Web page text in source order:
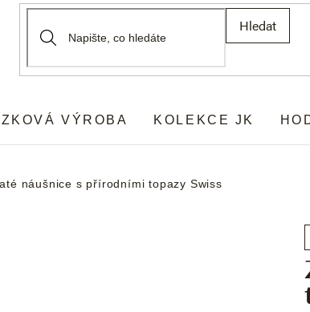
Hledat
VÝROBA KOLEKCE JK
náušnice s přírodními topazy Swiss